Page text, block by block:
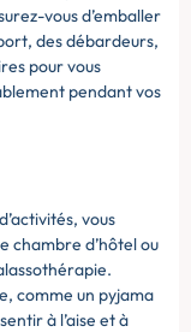
vous d’emballer
des débardeurs,
pour vous
pendant vos
vous
chambre d’hôtel ou
comme un pyjama
à l’aise et à